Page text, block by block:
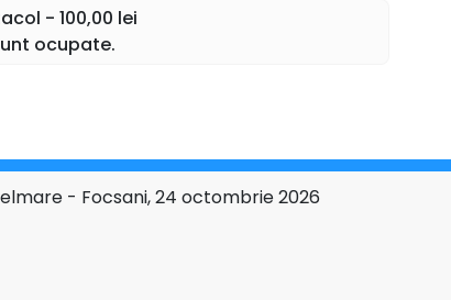
sărbătoare a muzicii.
care unește tradiția, rafinamentul și emoția
din Turneul Național "Concert Extraordinar" cu
- 100,00 lei
ocupate.
- Focsani, 24 octombrie 2026